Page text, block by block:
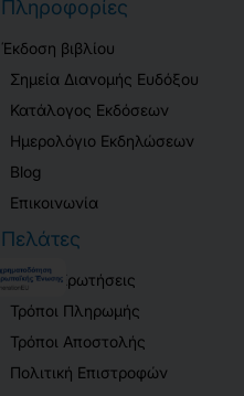
Πληροφορίες
Έκδοση βιβλίου
Σημεία Διανομής Ευδόξου
Κατάλογος Εκδόσεων
Ημερολόγιο Εκδηλώσεων
Blog
Επικοινωνία
Πελάτες
Συχνές Ερωτήσεις
Τρόποι Πληρωμής
Τρόποι Αποστολής
Πολιτική Επιστροφών